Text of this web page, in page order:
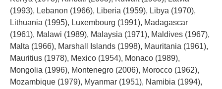
(1993), Lebanon (1966), Liberia (1959), Libya (1970),
Lithuania (1995), Luxembourg (1991), Madagascar
(1961), Malawi (1989), Malaysia (1971), Maldives (1967),
Malta (1966), Marshall Islands (1998), Mauritania (1961),
Mauritius (1978), Mexico (1954), Monaco (1989),
Mongolia (1996), Montenegro (2006), Morocco (1962),
Mozambique (1979), Myanmar (1951), Namibia (1994),